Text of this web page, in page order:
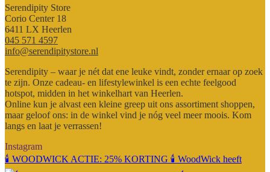
Serendipity Store
Corio Center 18
6411 LX Heerlen
045 571 4597
info@serendipitystore.nl
Serendipity – waar je nét dat ene leuke vindt, zonder ernaar op zoek
te zijn. Onze cadeau- en lifestylewinkel is een echte feelgood
hotspot, midden in het winkelhart van Heerlen.
Online kun je alvast een kleine greep uit ons assortiment shoppen,
maar geloof ons: in de winkel vind je nóg veel meer moois. Kom
langs en laat je verrassen!
Instagram
🕯️ WOODWICK ACTIE: 25% KORTING 🕯️ WoodWick heeft